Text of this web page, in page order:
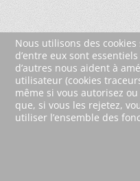
Nous utilisons des
d’entre eux sont
d’autres nous aident à
utilisateur (cookies
même si vous autorisez
que, si vous les rejetez,
utiliser l’ensemble des